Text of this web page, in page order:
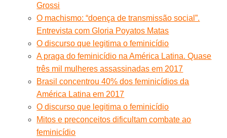
Grossi
O machismo: “doença de transmissão social”.
Entrevista com Gloria Poyatos Matas
O discurso que legitima o feminicídio
A praga do feminicídio na América Latina. Quase
três mil mulheres assassinadas em 2017
Brasil concentrou 40% dos feminicídios da
América Latina em 2017
O discurso que legitima o feminicídio
Mitos e preconceitos dificultam combate ao
feminicídio